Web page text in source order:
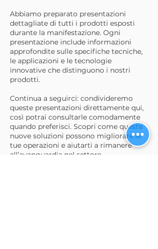
Abbiamo preparato presentazioni
dettagliate di tutti i prodotti esposti
durante la manifestazione. Ogni
presentazione include informazioni
approfondite sulle specifiche tecniche,
le applicazioni e le tecnologie
innovative che distinguono i nostri
prodotti.
Continua a seguirci: condivideremo
queste presentazioni direttamente qui,
così potrai consultarle comodamente
quando preferisci. Scopri come queste
nuove soluzioni possono migliorare le
tue operazioni e aiutarti a rimanere
all’avanguardia nel settore.